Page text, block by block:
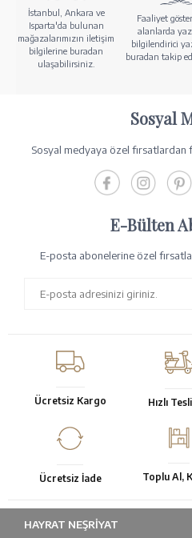
İstanbul, Ankara ve
Isparta'da bulunan
mağazalarımızın iletişim
bilgilerine buradan
ulaşabilirsiniz.
Faaliyet
alanlarda
bilgilendirici
buradan takip
Sosyal
Sosyal medyaya özel
E-Bülten
E-posta abonelerine özel
Ücretsiz Kargo Hızlı
Ücretsiz İade Toplu Al,
HAYRAT NEŞRIYAT